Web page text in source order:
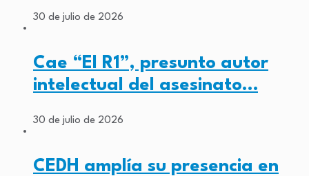
30 de julio de 2026
Cae “El R1”, presunto autor
intelectual del asesinato…
30 de julio de 2026
CEDH amplía su presencia en